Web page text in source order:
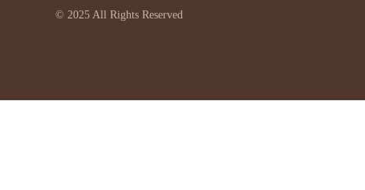
© 2025 All Rights Reserved